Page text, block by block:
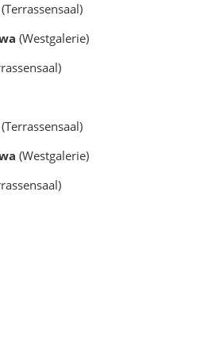
(Terrassensaal)
(Westgalerie)
(Terrassensaal)
(Westgalerie)